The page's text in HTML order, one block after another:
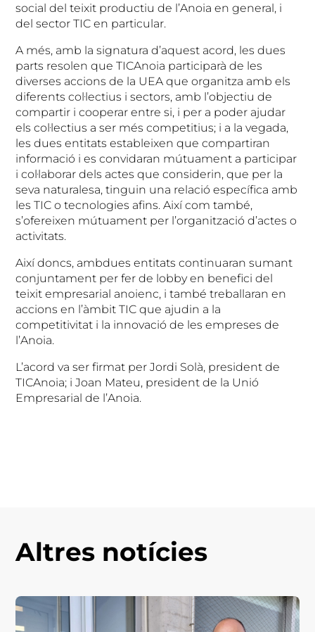
social del teixit productiu de l’Anoia en general, i
del sector TIC en particular.
A més, amb la signatura d’aquest acord, les dues
parts resolen que TICAnoia participarà de les
diverses accions de la UEA que organitza amb els
diferents col·lectius i sectors, amb l’objectiu de
compartir i cooperar entre si, i per a poder ajudar
els col·lectius a ser més competitius; i a la vegada,
les dues entitats estableixen que compartiran
informació i es convidaran mútuament a participar
i col·laborar dels actes que considerin, que per la
seva naturalesa, tinguin una relació específica amb
les TIC o tecnologies afins. Així com també,
s’ofereixen mútuament per l’organització d’actes o
activitats.
Així doncs, ambdues entitats continuaran sumant
conjuntament per fer de lobby en benefici del
teixit empresarial anoienc, i també treballaran en
accions en l’àmbit TIC que ajudin a la
competitivitat i la innovació de les empreses de
l’Anoia.
L’acord va ser firmat per Jordi Solà, president de
TICAnoia; i Joan Mateu, president de la Unió
Empresarial de l’Anoia.
Altres notícies